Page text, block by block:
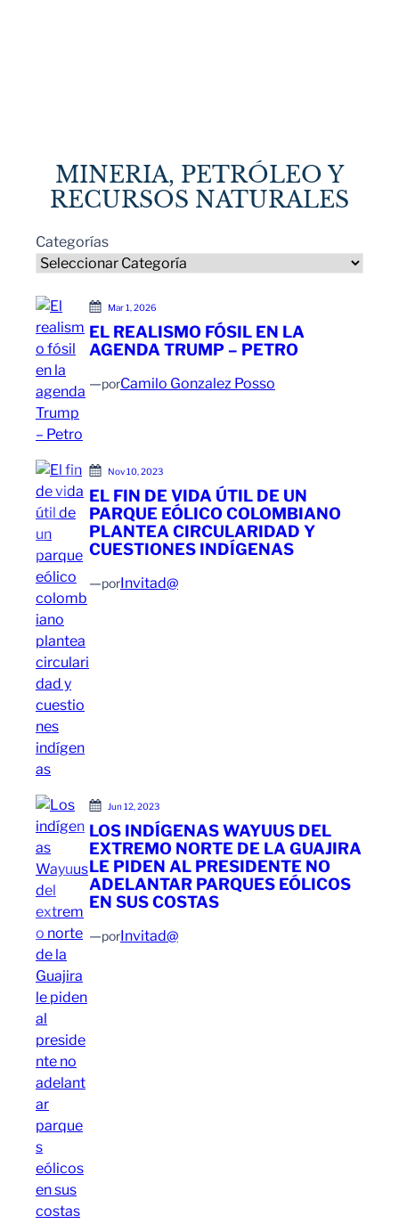
MINERIA, PETRÓLEO Y
RECURSOS NATURALES
Categorías
Mar 1, 2026
EL REALISMO FÓSIL EN LA
AGENDA TRUMP – PETRO
—porCamilo Gonzalez Posso
Nov 10, 2023
EL FIN DE VIDA ÚTIL DE UN
PARQUE EÓLICO COLOMBIANO
PLANTEA CIRCULARIDAD Y
CUESTIONES INDÍGENAS
—porInvitad@
Jun 12, 2023
LOS INDÍGENAS WAYUUS DEL
EXTREMO NORTE DE LA GUAJIRA
LE PIDEN AL PRESIDENTE NO
ADELANTAR PARQUES EÓLICOS
EN SUS COSTAS
—porInvitad@